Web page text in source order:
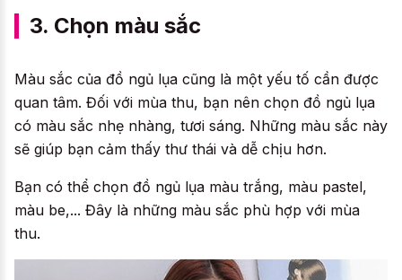
3. Chọn màu sắc
Màu sắc của đồ ngủ lụa cũng là một yếu tố cần được
quan tâm. Đối với mùa thu, bạn nên chọn đồ ngủ lụa
có màu sắc nhẹ nhàng, tươi sáng. Những màu sắc này
sẽ giúp bạn cảm thấy thư thái và dễ chịu hơn.
Bạn có thể chọn đồ ngủ lụa màu trắng, màu pastel,
màu be,... Đây là những màu sắc phù hợp với mùa
thu.